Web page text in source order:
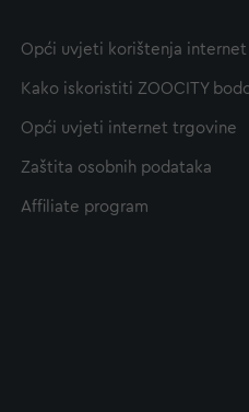
Opći uvjeti korištenja internet
Kako iskoristiti ZOOCITY
Opći uvjeti internet trgovine
Zaštita osobnih podataka
Affiliate program